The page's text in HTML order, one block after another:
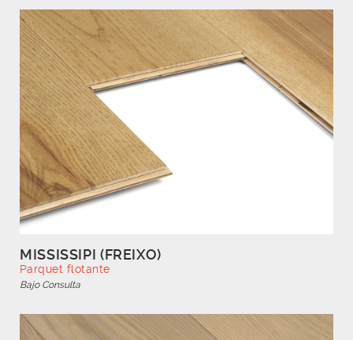
MISSISSIPI (FREIXO)
Parquet flotante
Bajo Consulta